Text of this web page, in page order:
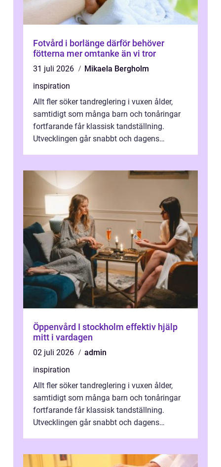
Fotvård i borlänge därför behöver
fötterna mer omtanke än vi tror
31 juli 2026
Mikaela Bergholm
inspiration
Allt fler söker tandreglering i vuxen ålder,
samtidigt som många barn och tonåringar
fortfarande får klassisk tandställning.
Utvecklingen går snabbt och dagens
Öppenvård I stockholm effektiv hjälp
mitt i vardagen
02 juli 2026
admin
inspiration
Allt fler söker tandreglering i vuxen ålder,
samtidigt som många barn och tonåringar
fortfarande får klassisk tandställning.
Utvecklingen går snabbt och dagens